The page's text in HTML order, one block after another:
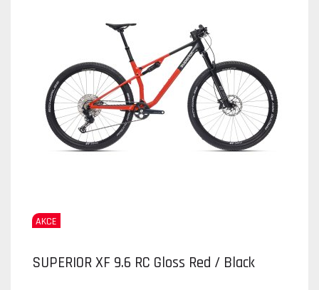
AKCE
SUPERIOR XF 9.6 RC Gloss Red / Black